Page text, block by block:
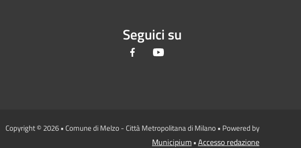
Seguici su
Facebook
Copyright © 2026 • Comune di Melzo - Città Metropolitana di Milano • Powered by
Municipium•Accesso redazione